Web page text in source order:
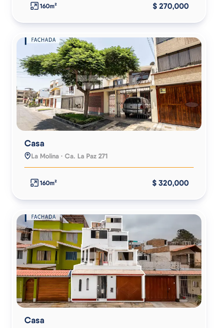
160m² $ 270,000
Casa
La Molina · Ca. La Paz 271
160m² $ 320,000
Casa